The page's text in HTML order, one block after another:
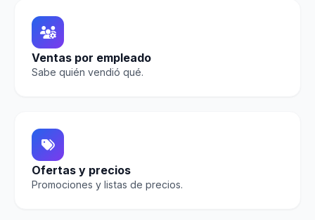
Ventas por empleado
Sabe quién vendió qué.
Ofertas y precios
Promociones y listas de precios.